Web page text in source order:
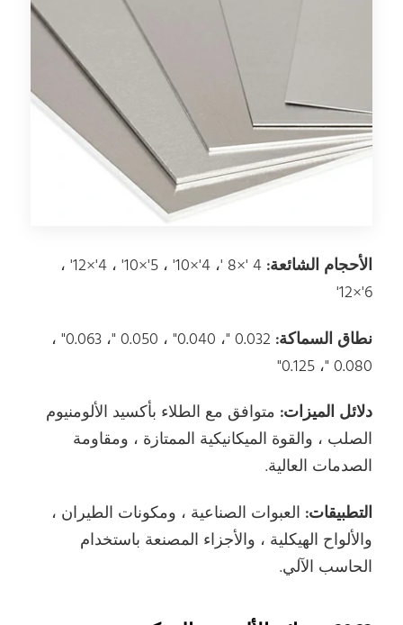
الأحجام الشائعة:
4 '×8 '، 4'×10' ، 5'×10' ، 4'×12' ،
6'×12'
نطاق السماكة:
0.032 "، 0.040" ، 0.050 "، 0.063" ،
0.080 "، 0.125"
دلائل الميزات: متوافق مع الطلاء بأكسيد الألومنيوم
الصلب ، والقوة الميكانيكية الممتازة ، ومقاومة
الصدمات العالية.
التطبيقات: العبوات الصناعية ، ومكونات الطيران ،
والألواح الهيكلية ، والأجزاء المصنعة باستخدام
الحاسب الآلي.